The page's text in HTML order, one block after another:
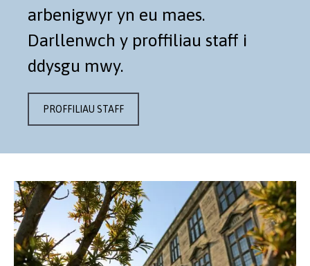
arbenigwyr yn eu maes.
Darllenwch y proffiliau staff i
ddysgu mwy.
PROFFILIAU STAFF